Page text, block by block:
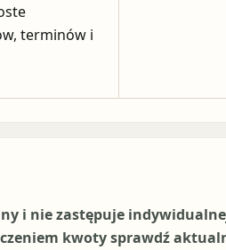
terminów i
i nie zastępuje
kwoty sprawdź